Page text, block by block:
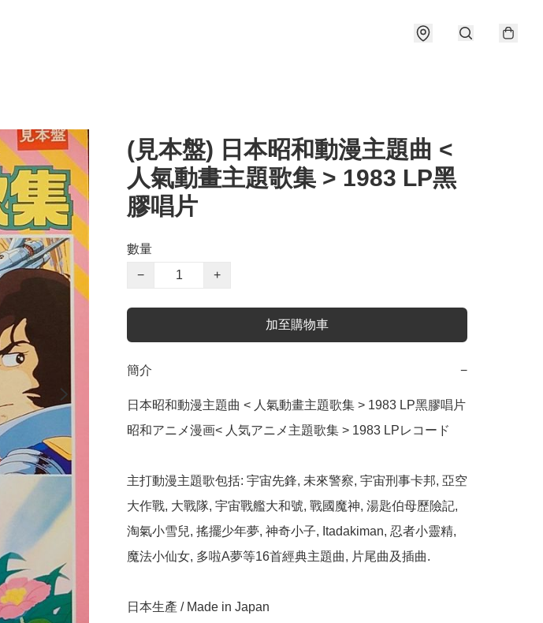
(見本盤) 日本昭和動漫主題曲 <
人氣動畫主題歌集 > 1983 LP黑
膠唱片
數量
−
+
加至購物車
簡介 −
日本昭和動漫主題曲 < 人氣動畫主題歌集 > 1983 LP黑膠唱片
昭和アニメ漫画< 人気アニメ主題歌集 > 1983 LPレコード
主打動漫主題歌包括: 宇宙先鋒, 未來警察, 宇宙刑事卡邦, 亞空
大作戰, 大戰隊, 宇宙戰艦大和號, 戰國魔神, 湯匙伯母歷險記,
淘氣小雪兒, 搖擺少年夢, 神奇小子, Itadakiman, 忍者小靈精,
魔法小仙女, 多啦A夢等16首經典主題曲, 片尾曲及插曲.
日本生產 / Made in Japan